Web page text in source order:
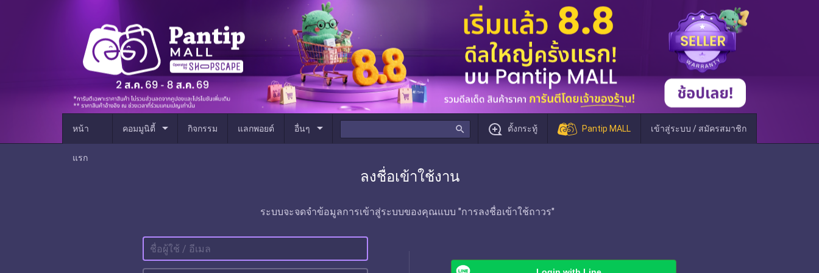
หน้า
แรก
คอมมูนิตี้ arrow_drop_down กิจกรรม แลกพอยต์ อื่นๆ arrow_drop_down search ตั้งกระทู้ Pantip MALL เข้าสู่ระบบ / สมัครสมาชิก
ลงชื่อเข้าใช้งาน
ระบบจะจดจำข้อมูลการเข้าสู่ระบบของคุณแบบ "การลงชื่อเข้าใช้ถาวร"